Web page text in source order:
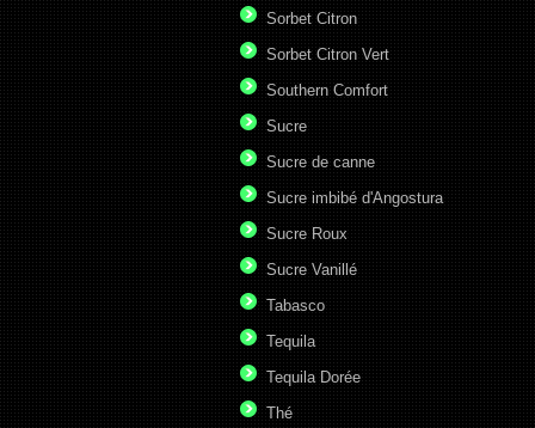
Sorbet Citron
Sorbet Citron Vert
Southern Comfort
Sucre
Sucre de canne
Sucre imbibé d'Angostura
Sucre Roux
Sucre Vanillé
Tabasco
Tequila
Tequila Dorée
Thé